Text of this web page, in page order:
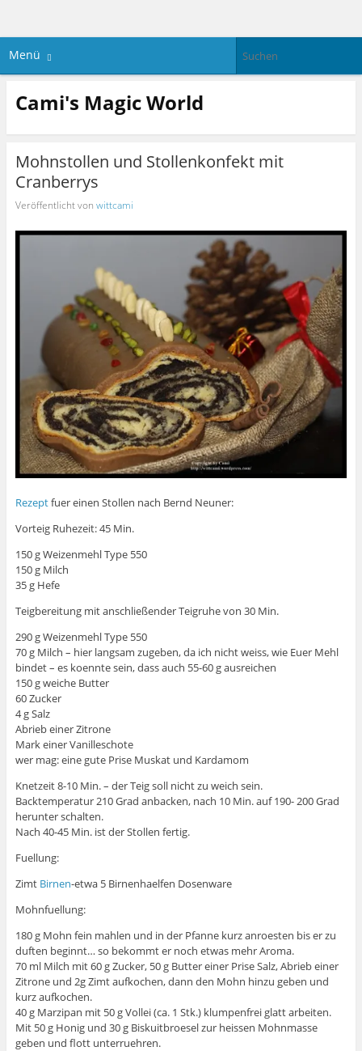
Menü
Cami's Magic World
Mohnstollen und Stollenkonfekt mit
Cranberrys
Veröffentlicht von wittcami
Rezeptfuer einen Stollen nach Bernd Neuner:
Vorteig Ruhezeit: 45 Min.
150 g Weizenmehl Type 550
150 g Milch
35 g Hefe
Teigbereitung mit anschließender Teigruhe von 30 Min.
290 g Weizenmehl Type 550
70 g Milch – hier langsam zugeben, da ich nicht weiss, wie Euer Mehl
bindet – es koennte sein, dass auch 55-60 g ausreichen
150 g weiche Butter
60 Zucker
4 g Salz
Abrieb einer Zitrone
Mark einer Vanilleschote
wer mag: eine gute Prise Muskat und Kardamom
Knetzeit 8-10 Min. – der Teig soll nicht zu weich sein.
Backtemperatur 210 Grad anbacken, nach 10 Min. auf 190- 200 Grad
herunter schalten.
Nach 40-45 Min. ist der Stollen fertig.
Fuellung:
Zimt Birnen-etwa 5 Birnenhaelfen Dosenware
Mohnfuellung:
180 g Mohn fein mahlen und in der Pfanne kurz anroesten bis er zu
duften beginnt… so bekommt er noch etwas mehr Aroma.
70 ml Milch mit 60 g Zucker, 50 g Butter einer Prise Salz, Abrieb einer
Zitrone und 2g Zimt aufkochen, dann den Mohn hinzu geben und
kurz aufkochen.
40 g Marzipan mit 50 g Vollei (ca. 1 Stk.) klumpenfrei glatt arbeiten.
Mit 50 g Honig und 30 g Biskuitbroesel zur heissen Mohnmasse
geben und flott unterruehren.